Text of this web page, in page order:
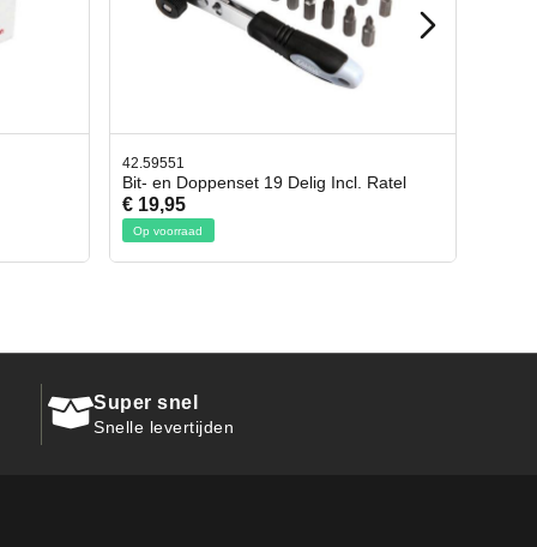
Ratel
42.65998
Afbreekmes 2 stuks
€ 10,95
Op voorraad
Super snel
Snelle levertijden